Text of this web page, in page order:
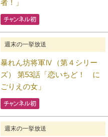
者！」
週末の一挙放送
暴れん坊将軍Ⅳ（第４シリー
ズ） 第53話「恋いちど！ に
ごりえの女」
週末の一挙放送